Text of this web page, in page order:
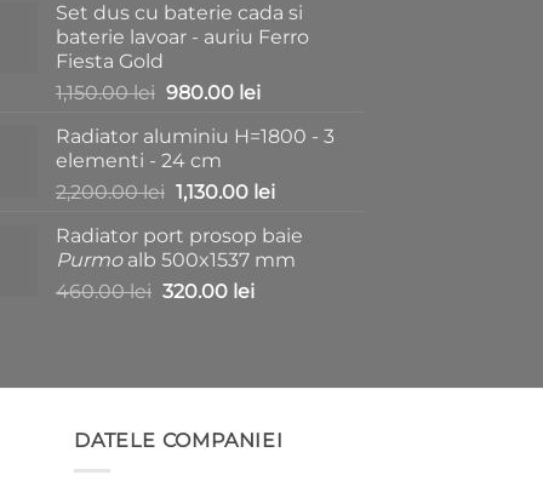
a
fost:
este:
730.00 lei.
Set dus cu baterie cada si
baterie lavoar - auriu Ferro
Fiesta Gold
1,150.00lei Prețul
a
fost:
1,150.00 lei.
980.00 leiPrețul
este:
Radiator aluminiu H=1800 - 3
elementi - 24 cm
2,200.00lei Prețul
a
fost:
2,200.00 lei.
1,130.00 leiPrețul
este:
1,130.00 lei.
Radiator port prosop baie
Purmoalb 500x1537 mm
460.00lei Prețul
460.00 lei.
320.00 leiPrețul
DATELE COMPANIEI